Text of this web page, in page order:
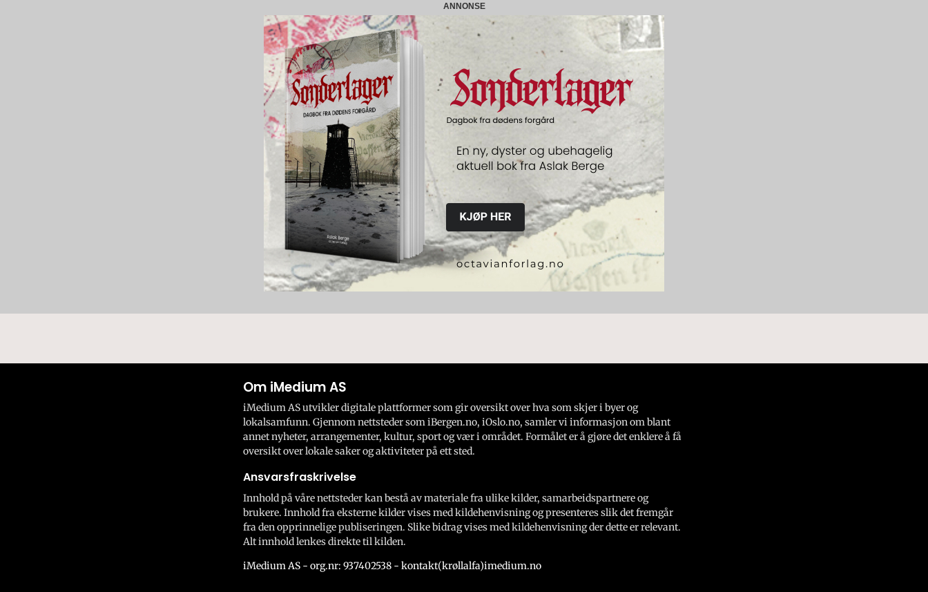
ANNONSE
Om iMedium AS
iMedium AS utvikler digitale plattformer som gir oversikt over hva som skjer i byer og
lokalsamfunn. Gjennom nettsteder som iBergen.no, iOslo.no, samler vi informasjon om blant
annet nyheter, arrangementer, kultur, sport og vær i området. Formålet er å gjøre det enklere å få
oversikt over lokale saker og aktiviteter på ett sted.
Ansvarsfraskrivelse
Innhold på våre nettsteder kan bestå av materiale fra ulike kilder, samarbeidspartnere og
brukere. Innhold fra eksterne kilder vises med kildehenvisning og presenteres slik det fremgår
fra den opprinnelige publiseringen. Slike bidrag vises med kildehenvisning der dette er relevant.
Alt innhold lenkes direkte til kilden.
iMedium AS - org.nr: 937402538 - kontakt(krøllalfa)imedium.no